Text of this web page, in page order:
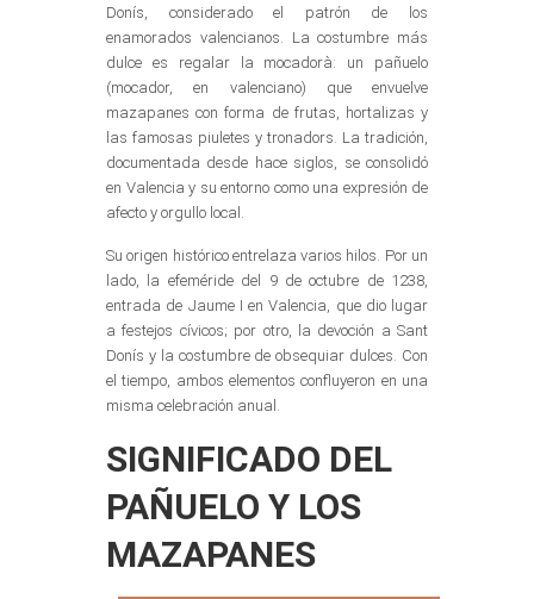
Donís, considerado el patrón de los
enamorados valencianos. La costumbre más
dulce es regalar la mocadorà: un pañuelo
(mocador, en valenciano) que envuelve
mazapanes con forma de frutas, hortalizas y
las famosas piuletes y tronadors. La tradición,
documentada desde hace siglos, se consolidó
en Valencia y su entorno como una expresión de
afecto y orgullo local.
Su origen histórico entrelaza varios hilos. Por un
lado, la efeméride del 9 de octubre de 1238,
entrada de Jaume I en Valencia, que dio lugar
a festejos cívicos; por otro, la devoción a Sant
Donís y la costumbre de obsequiar dulces. Con
el tiempo, ambos elementos confluyeron en una
misma celebración anual.
SIGNIFICADO DEL
PAÑUELO Y LOS
MAZAPANES